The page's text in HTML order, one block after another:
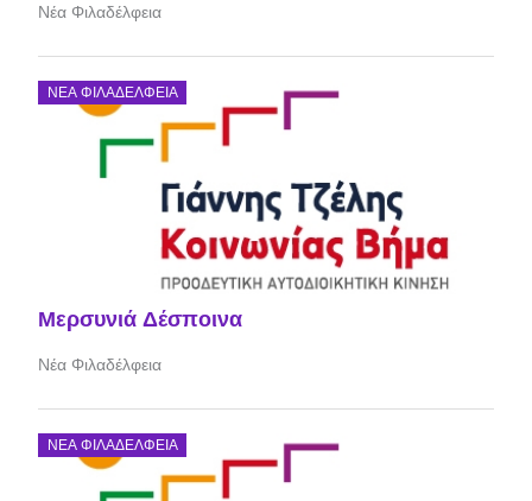
Νέα Φιλαδέλφεια
ΝΈΑ ΦΙΛΑΔΈΛΦΕΙΑ
Μερσυνιά Δέσποινα
Νέα Φιλαδέλφεια
ΝΈΑ ΦΙΛΑΔΈΛΦΕΙΑ